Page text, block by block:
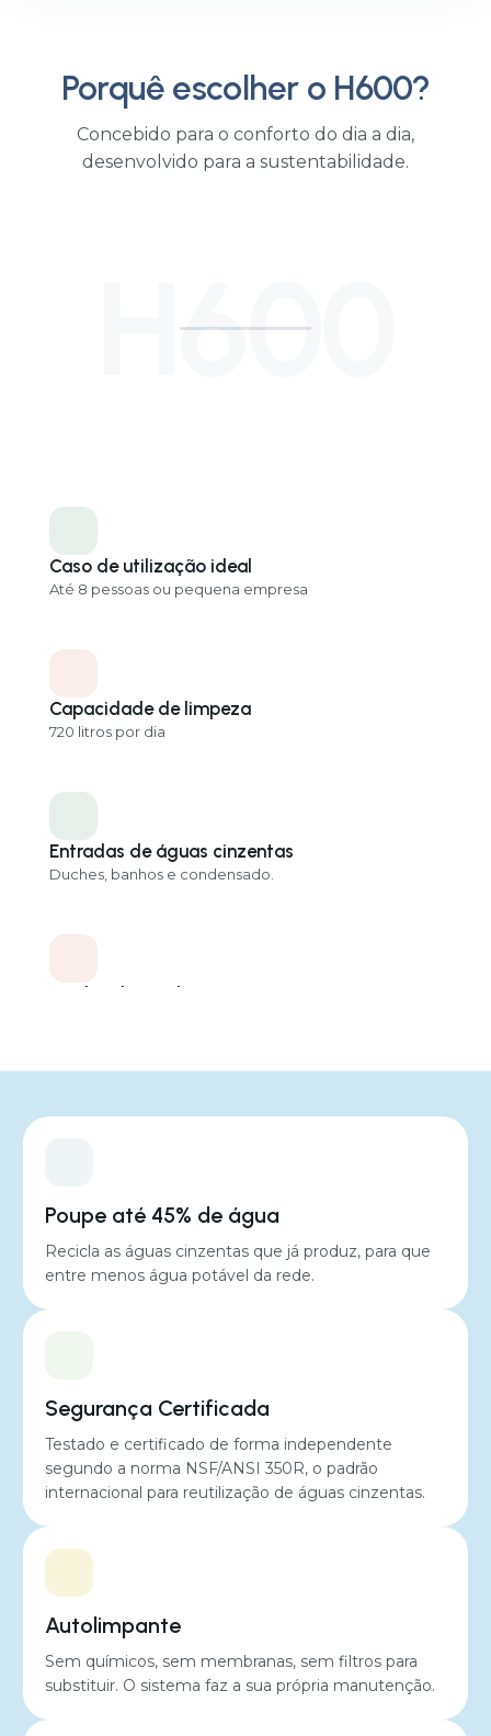
Porquê escolher o H600?
Concebido para o conforto do dia a dia,
desenvolvido para a sustentabilidade.
H600
Caso de utilização ideal
Até 8 pessoas ou pequena empresa
Capacidade de limpeza
720 litros por dia
Entradas de águas cinzentas
Duches, banhos e condensado.
Saídas de reutilização
Nível de ruído
consumo médio de energia
450 kWh por ano
Poupe até 45% de água
Recicla as águas cinzentas que já produz, para que
entre menos água potável da rede.
Segurança Certificada
Testado e certificado de forma independente
segundo a norma NSF/ANSI 350R, o padrão
internacional para reutilização de águas cinzentas.
Autolimpante
Sem químicos, sem membranas, sem filtros para
substituir. O sistema faz a sua própria manutenção.